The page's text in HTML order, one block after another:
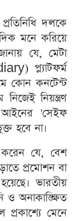
দলকে
মনে করিয়ে
যে, মেটা
প্ল্যাটফর্ম
কোন কনটেন্ট
নিয়ন্ত্রণ
'সেইফ
হবে না।
করেন যে, বেশ
প্রমোশন বা
ভারতীয়
ও অনাকাঙ্ক্ষিত
মেনে